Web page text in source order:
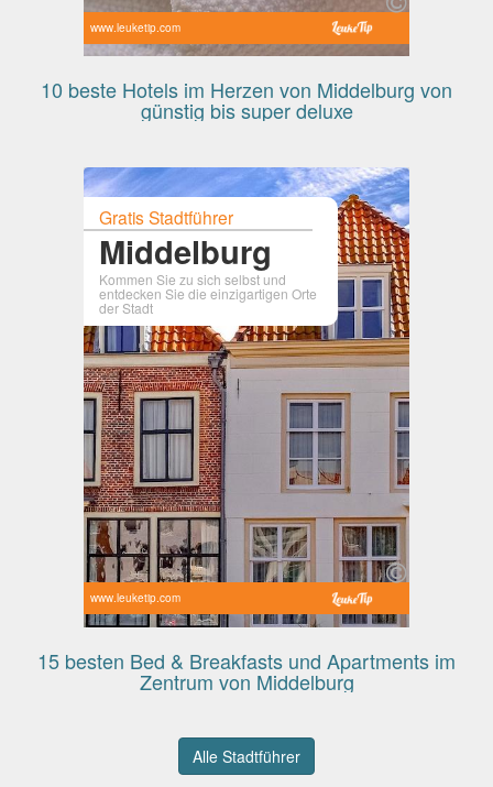
www.leuketip.com
10 beste Hotels im Herzen von Middelburg von
günstig bis super deluxe
Gratis Stadtführer
Middelburg
Kommen Sie zu sich selbst und
entdecken Sie die einzigartigen Orte
der Stadt
www.leuketip.com
15 besten Bed & Breakfasts und Apartments im
Zentrum von Middelburg
Alle Stadtführer